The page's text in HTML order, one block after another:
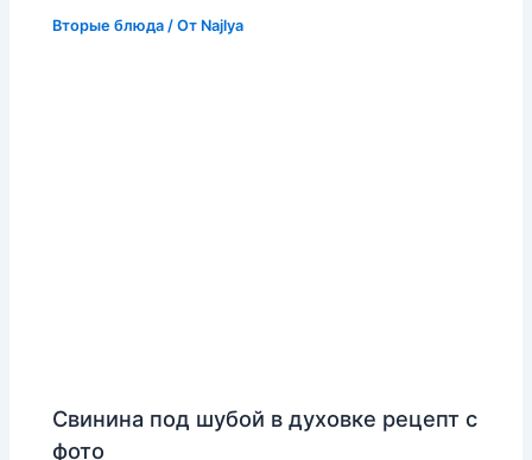
Вторые блюда / От Najlya
Свинина под шубой в духовке рецепт с
фото